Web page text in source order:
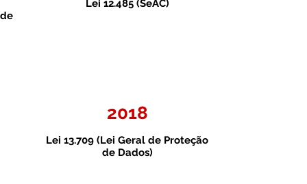
Lei 12.485 (SeAC)
2018
Lei 13.709 (Lei Geral de Proteção
de Dados)